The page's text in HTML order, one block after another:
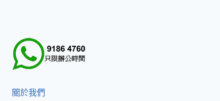
關於我們